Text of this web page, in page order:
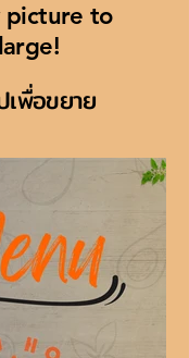
picture to
เพื่อขยาย